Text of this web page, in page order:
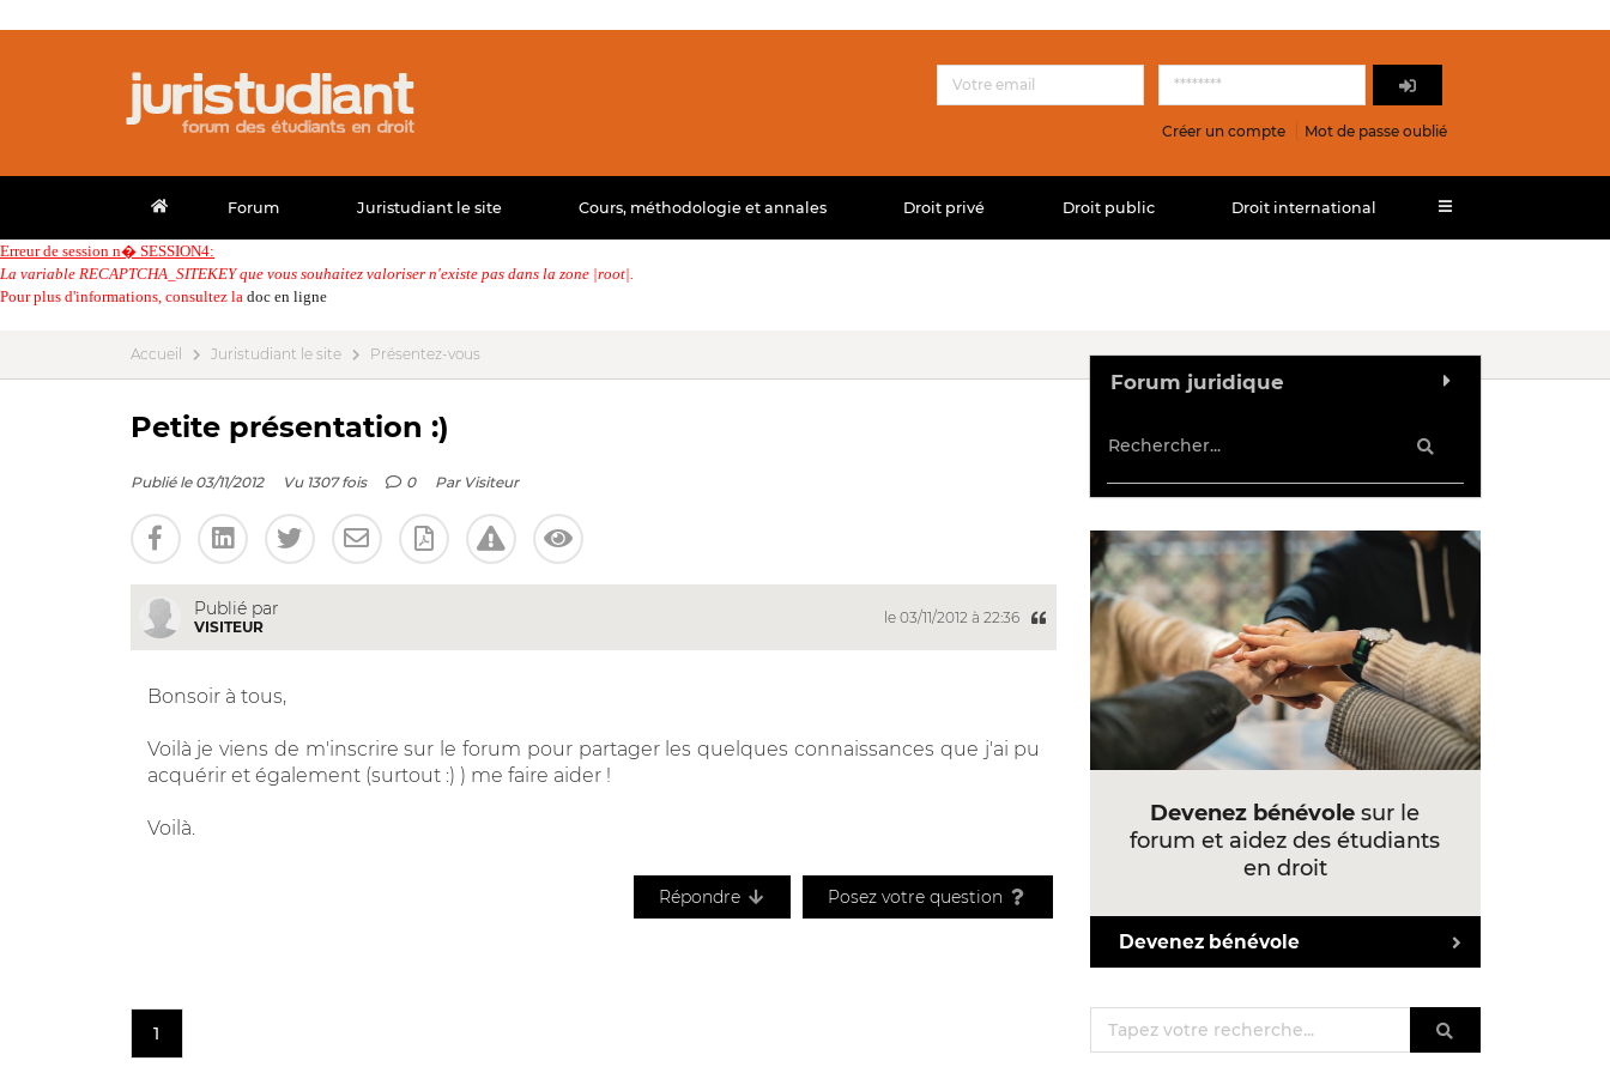
Créer un compte Mot de passe oublié
Forum Juristudiant le site Cours, méthodologie et annales Droit privé Droit public Droit international
Erreur de session n� SESSION4:
La variable RECAPTCHA_SITEKEY que vous souhaitez valoriser n'existe pas dans la zone |root|.
Pour plus d'informations, consultez la doc en ligne
Accueil Juristudiant le site Présentez-vous
Petite présentation :)
Publié le 03/11/2012 Vu 1307 fois 0 Par Visiteur
Publié par
VISITEUR
le 03/11/2012 à 22:36
Bonsoir à tous,
Voilà je viens de m'inscrire sur le forum pour partager les quelques connaissances que j'ai pu
acquérir et également (surtout :) ) me faire aider !
Voilà.
Répondre Posez votre question
1
Forum juridique
Devenez bénévole sur le
forum et aidez des étudiants
en droit
Devenez bénévole